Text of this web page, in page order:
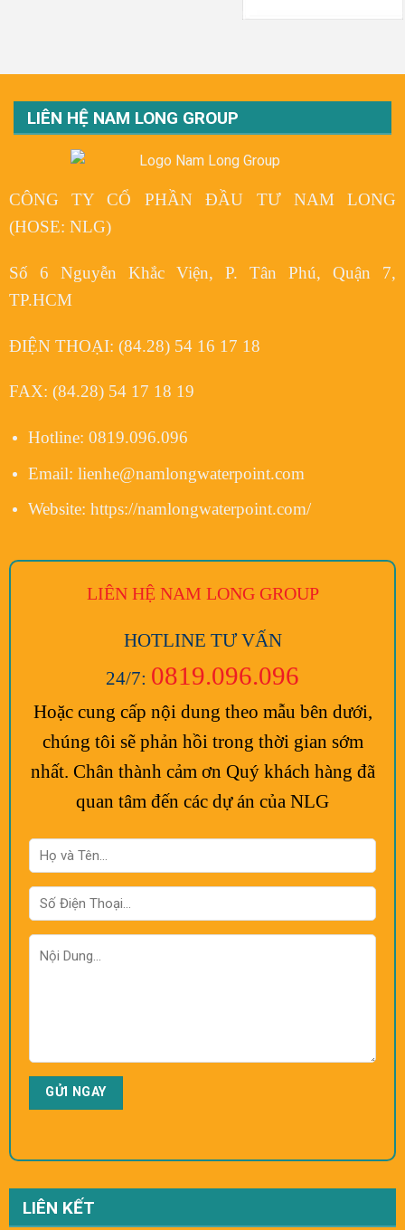
LIÊN HỆ NAM LONG GROUP
CÔNG TY CỔ PHẦN ĐẦU TƯ NAM LONG
(HOSE: NLG)
Số 6 Nguyễn Khắc Viện, P. Tân Phú, Quận 7,
TP.HCM
ĐIỆN THOẠI: (84.28) 54 16 17 18
FAX: (84.28) 54 17 18 19
Hotline: 0819.096.096
Email: lienhe@namlongwaterpoint.com
Website: https://namlongwaterpoint.com/
LIÊN HỆ NAM LONGGROUP
HOTLINE TƯ VẤN
24/7: 0819.096.096
Hoặc cung cấp nội dung theo mẫu bên dưới,
chúng tôi sẽ phản hồi trong thời gian sớm
nhất. Chân thành cảm ơn Quý khách hàng đã
quan tâm đến các dự án của NLG
LIÊN KẾT